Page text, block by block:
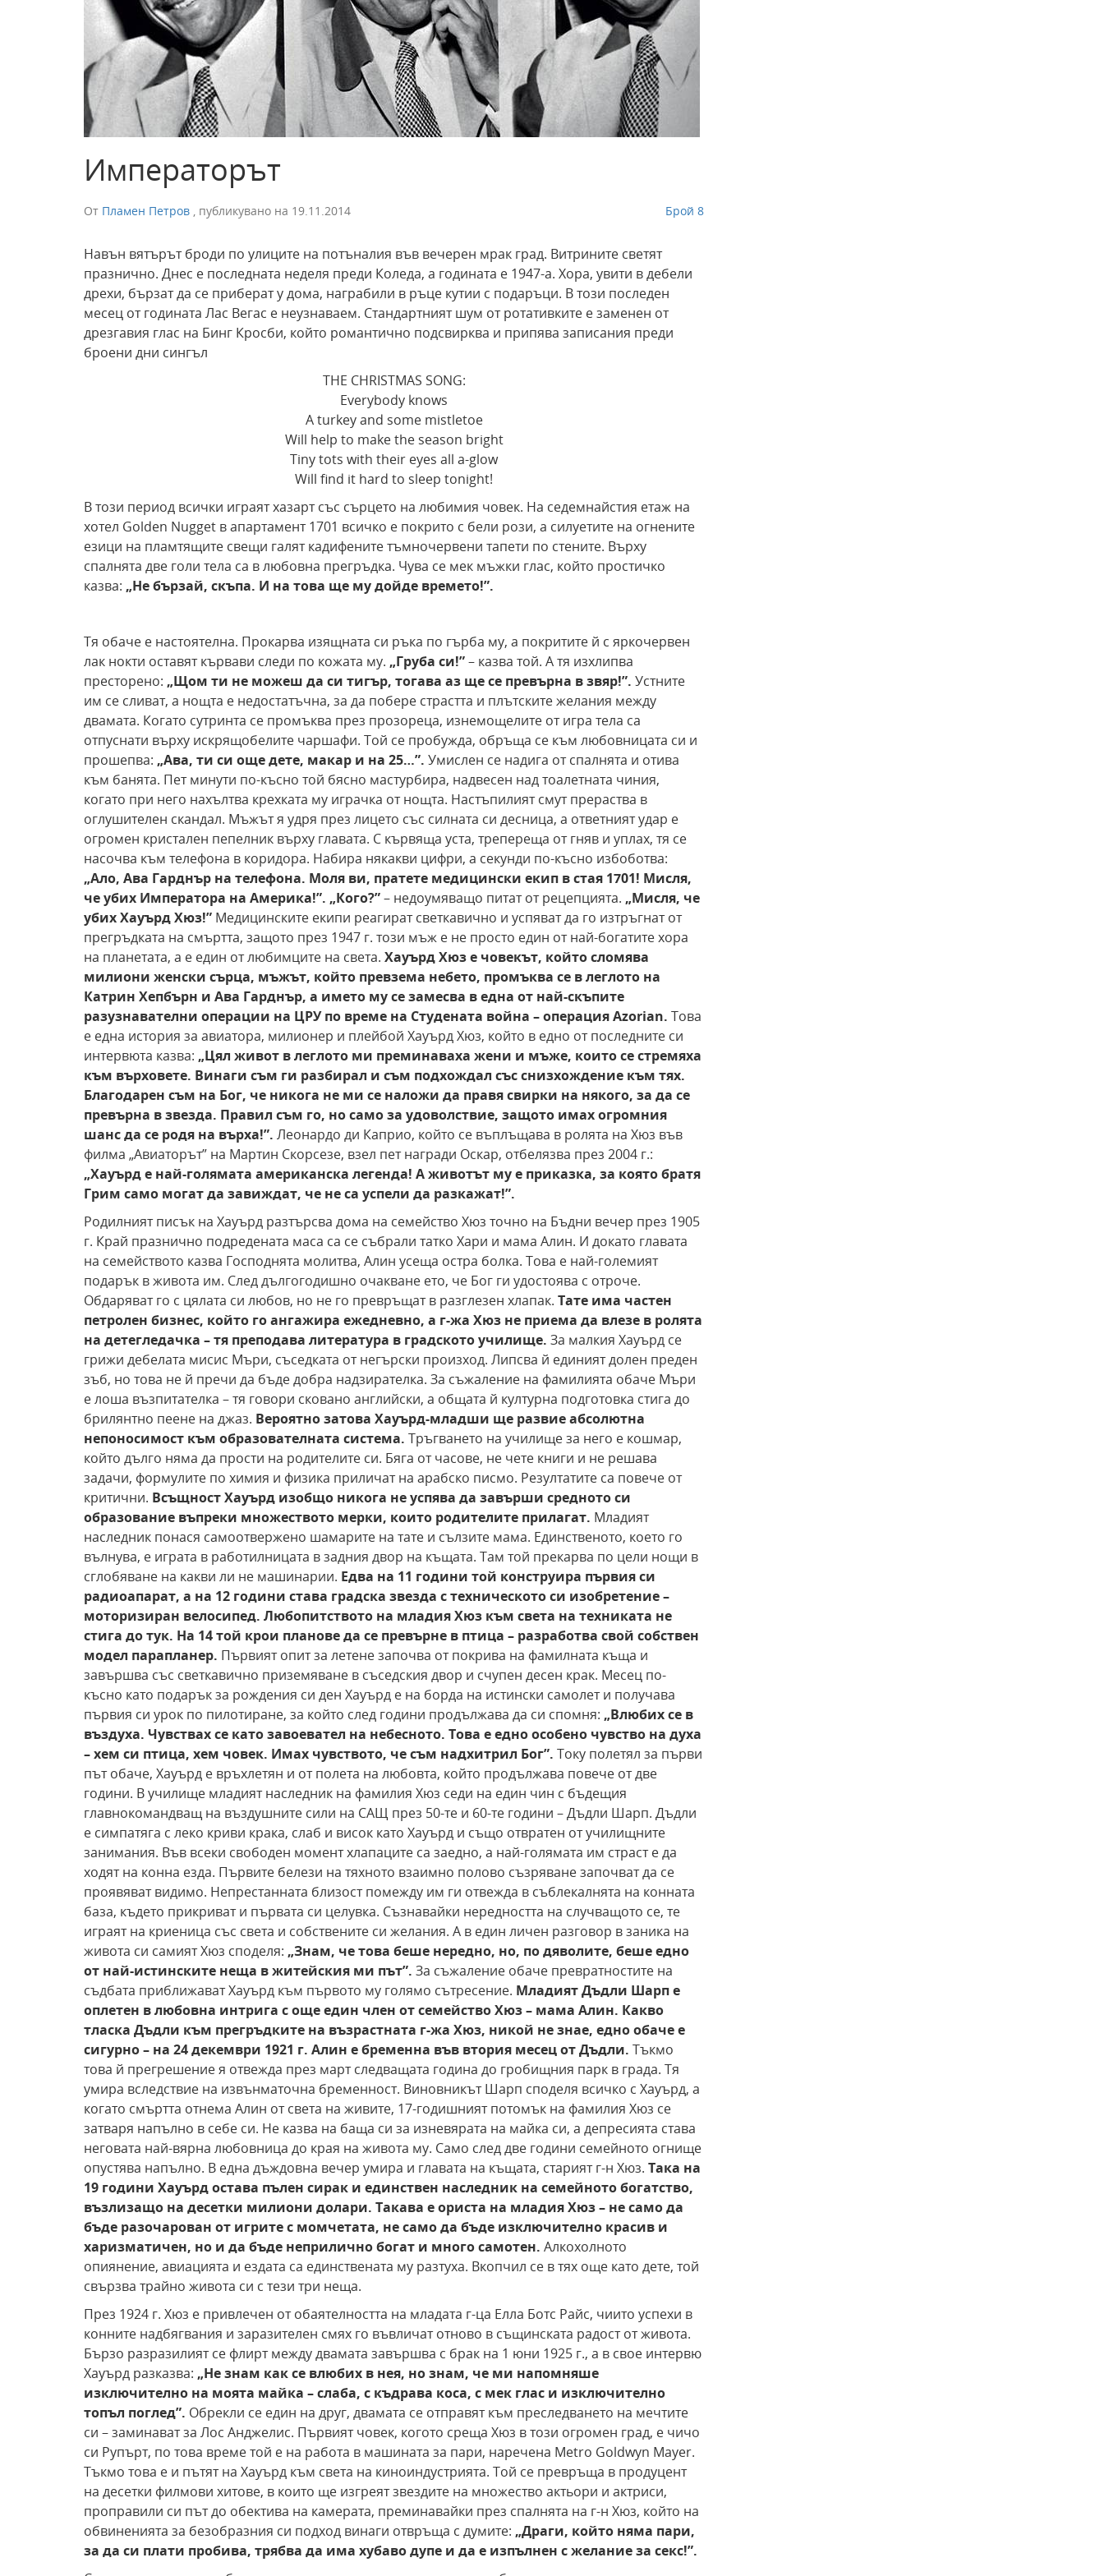
Императорът
От Пламен Петров , публикувано на 19.11.2014 Брой 8
Навън вятърът броди по улиците на потъналия във вечерен мрак град. Витрините светят
празнично. Днес е последната неделя преди Коледа, а годината е 1947-а. Хора, увити в дебели
дрехи, бързат да се приберат у дома, награбили в ръце кутии с подаръци. В този последен
месец от годината Лас Вегас е неузнаваем. Стандартният шум от ротативките е заменен от
дрезгавия глас на Бинг Кросби, който романтично подсвирква и припява записания преди
броени дни сингъл
THE CHRISTMAS SONG:
Everybody knows
A turkey and some mistletoe
Will help to make the season bright
Tiny tots with their eyes all a-glow
Will find it hard to sleep tonight!
В този период всички играят хазарт със сърцето на любимия човек. На седемнайстия етаж на
хотел Golden Nugget в апартамент 1701 всичко е покрито с бели рози, а силуетите на огнените
езици на пламтящите свещи галят кадифените тъмночервени тапети по стените. Върху
спалнята две голи тела са в любовна прегръдка. Чува се мек мъжки глас, който простичко
казва: „Не бързай, скъпа. И на това ще му дойде времето!”.
Тя обаче е настоятелна. Прокарва изящната си ръка по гърба му, а покритите й с яркочервен
лак нокти оставят кървави следи по кожата му. „Груба си!”– казва той. А тя изхлипва
престорено: „Щом ти не можеш да си тигър, тогава аз ще се превърна в звяр!”. Устните
им се сливат, а нощта е недостатъчна, за да побере страстта и плътските желания между
двамата. Когато сутринта се промъква през прозореца, изнемощелите от игра тела са
отпуснати върху искрящобелите чаршафи. Той се пробужда, обръща се към любовницата си и
прошепва: „Ава, ти си ощедете, макар и на 25…”. Умислен се надига от спалнята и отива
към банята. Пет минути по-късно той бясно мастурбира, надвесен над тоалетната чиния,
когато при него нахълтва крехката му играчка от нощта. Настъпилият смут прераства в
оглушителен скандал. Мъжът я удря през лицето със силната си десница, а ответният удар е
огромен кристален пепелник върху главата. С кървяща уста, трепереща от гняв и уплах, тя се
насочва към телефона в коридора. Набира някакви цифри, а секунди по-късно избоботва:
„Ало, Ава Гарднър на телефона. Моля ви, пратете медицински екип в стая 1701! Мисля,
че убих Императора на Америка!”. „Кого?”– недоумяващо питат от рецепцията. „Мисля, че
убихХауърд Хюз!” Медицинските екипи реагират светкавично и успяват да го изтръгнат от
прегръдката на смъртта, защото през 1947 г. този мъж е не просто един от най-богатите хора
на планетата, а е един от любимците на света. Хауърд Хюз е човекът, който сломява
милиони женски сърца, мъжът, който превзема небето, промъква се в леглото на
Катрин Хепбърн и Ава Гарднър, а името мусе замесва в една от най-скъпите
разузнавателни операции на ЦРУ по време на Студената война – операция Azorian. Това
е една история за авиатора, милионер и плейбой Хауърд Хюз, който в едно от последните си
интервюта казва: „Цял живот в леглото ми преминаваха жени и мъже, които се стремяха
към върховете. Винаги съм ги разбирал и съм подхождал със снизхождение към тях.
Благодарен съм на Бог, че никога не ми се наложи да правя свирки на някого, за да се
превърна в звезда. Правил съм го, но само за удоволствие, защото имах огромния
шанс да се родя на върха!”. Леонардо ди Каприо, който се въплъщава в ролята на Хюз във
филма „Авиаторът” на Мартин Скорсезе, взел пет награди Оскар, отбелязва през 2004 г.:
„Хауърд е най-голямата американска легенда! А животът му е приказка, за която братя
Грим само могат да завиждат, че не са успели да разкажат!”.
Родилният писък на Хауърд разтърсва дома на семейство Хюз точно на Бъдни вечер през 1905
г. Край празнично подредената маса са се събрали татко Хари и мама Алин. И докато главата
на семейството казва Господнята молитва, Алин усеща остра болка. Това е най-големият
подарък в живота им. След дългогодишно очакване ето, че Бог ги удостоява с отроче.
Обдаряват го с цялата си любов, но не го превръщат в разглезен хлапак. Тате има частен
петролен бизнес, който го ангажира ежедневно, а г-жа Хюз не приема да влезе в ролята
на детегледачка –тя преподава литература в градското училище. За малкия Хауърд се
грижи дебелата мисис Мъри, съседката от негърски произход. Липсва й единият долен преден
зъб, но това не й пречи да бъде добра надзирателка. За съжаление на фамилията обаче Мъри
е лоша възпитателка – тя говори сковано английски, а общата й културна подготовка стига до
брилянтно пеене на джаз. Вероятно затова Хауърд-младши ще развие абсолютна
непоносимост към образователната система. Тръгването на училище за него е кошмар,
който дълго няма да прости на родителите си. Бяга от часове, не чете книги и не решава
задачи, формулите по химия и физика приличат на арабско писмо. Резултатите са повече от
критични. Всъщност Хауърд изобщо никога не успява да завърши средното си
образование въпреки множеството мерки, които родителите прилагат. Младият
наследник понася самоотвержено шамарите на тате и сълзите мама. Единственото, което го
вълнува, е играта в работилницата в задния двор на къщата. Там той прекарва по цели нощи в
сглобяване на какви ли не машинарии. Едва на 11 години той конструира първия си
радиоапарат, а на 12 години става градска звезда с техническото си изобретение –
моторизиран велосипед. Любопитството на младия Хюз към света на техниката не
стига до тук. На 14 той крои планове да се превърне в птица – разработва свой собствен
модел парапланер. Първият опит за летене започва от покрива на фамилната къща и
завършва със светкавично приземяване в съседския двор и счупен десен крак. Месец по-
късно като подарък за рождения си ден Хауърд е на борда на истински самолет и получава
първия си урок по пилотиране, за който след години продължава да си спомня: „Влюбихсе в
въздуха. Чувствах се като завоевател на небесното. Това е едно особено чувство на духа
– хем си птица, хем човек. Имах чувството, чесъм надхитрил Бог”. Току полетял за първи
път обаче, Хауърд е връхлетян и от полета на любовта, който продължава повече от две
години. В училище младият наследник на фамилия Хюз седи на един чин с бъдещия
главнокомандващ на въздушните сили на САЩ през 50-те и 60-те години – Дъдли Шарп. Дъдли
е симпатяга с леко криви крака, слаб и висок като Хауърд и също отвратен от училищните
занимания. Във всеки свободен момент хлапаците са заедно, а най-голямата им страст е да
ходят на конна езда. Първите белези на тяхното взаимно полово съзряване започват да се
проявяват видимо. Непрестанната близост помежду им ги отвежда в съблекалнята на конната
база, където прикриват и първата си целувка. Съзнавайки нередността на случващото се, те
играят на криеница със света и собствените си желания. А в един личен разговор в заника на
живота си самият Хюз споделя: „Знам, че това беше нередно, но, подяволите, беше едно
от най-истинските неща в житейския ми път”. За съжаление обаче превратностите на
съдбата приближават Хауърд към първото му голямо сътресение. Младият Дъдли Шарп е
оплетен в любовна интрига с още един член отсемейство Хюз – мама Алин. Какво
тласка Дъдли към прегръдките на възрастната г-жа Хюз, никой не знае, едно обаче е
сигурно – на 24 декември 1921 г. Алин е бременна във втория месец от Дъдли. Тъкмо
това й прегрешение я отвежда през март следващата година до гробищния парк в града. Тя
умира вследствие на извънматочна бременност. Виновникът Шарп споделя всичко с Хауърд, а
когато смъртта отнема Алин от света на живите, 17-годишният потомък на фамилия Хюз се
затваря напълно в себе си. Не казва на баща си за изневярата на майка си, а депресията става
неговата най-вярна любовница до края на живота му. Само след две години семейното огнище
опустява напълно. В една дъждовна вечер умира и главата на къщата, старият г-н Хюз. Така на
19 години Хауърд остава пълен сирак и единствен наследник на семейното богатство,
възлизащо на десетки милиони долари. Такава е ориста на младия Хюз – не само да
бъде разочарован от игрите с момчетата, не само да бъде изключително красив и
харизматичен, но и да бъде неприлично богат и много самотен. Алкохолното
опиянение, авиацията и ездата са единствената му разтуха. Вкопчил се в тях още като дете, той
свързва трайно живота си с тези три неща.
През 1924 г. Хюз е привлечен от обаятелността на младата г-ца Елла Ботс Райс, чиито успехи в
конните надбягвания и заразителен смях го въвличат отново в същинската радост от живота.
Бързо разразилият се флирт между двамата завършва с брак на 1 юни 1925 г., а в свое интервю
Хауърд разказва: „Не знам каксе влюбих в нея, но знам, че ми напомняше
изключително на моята майка – слаба, с къдрава коса, с мек глас и изключително
топъл поглед”. Обрекли се един на друг, двамата се отправят към преследването на мечтите
си – заминават за Лос Анджелис. Първият човек, когото среща Хюз в този огромен град, е чичо
си Рупърт, по това време той е на работа в машината за пари, наречена Metro Goldwyn Mayer.
Тъкмо това е и пътят на Хауърд към света на киноиндустрията. Той се превръща в продуцент
на десетки филмови хитове, в които ще изгреят звездите на множество актьори и актриси,
проправили си път до обектива на камерата, преминавайки през спалнята на г-н Хюз, който на
обвиненията за безобразния си подход винаги отвръща с думите: „Драги, който няма пари,
за да си плати пробива, трябва да има хубаво дупе и да е изпълнен с желание за секс!”.